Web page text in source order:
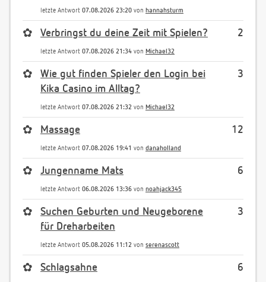
letzte Antwort 07.08.2026 23:20 von hannahsturm
2
✿ Verbringst du deine Zeit mit Spielen?
letzte Antwort 07.08.2026 21:34 von Michael32
3
✿
Wie gut finden Spieler den Login bei
Kika Casino im Alltag?
letzte Antwort 07.08.2026 21:32 von Michael32
12
✿ Massage
letzte Antwort 07.08.2026 19:41 von danaholland
6
✿ Jungenname Mats
letzte Antwort 06.08.2026 13:36 von noahjack345
3
✿
Suchen Geburten und Neugeborene
für Dreharbeiten
letzte Antwort 05.08.2026 11:12 von serenascott
6
✿ Schlagsahne